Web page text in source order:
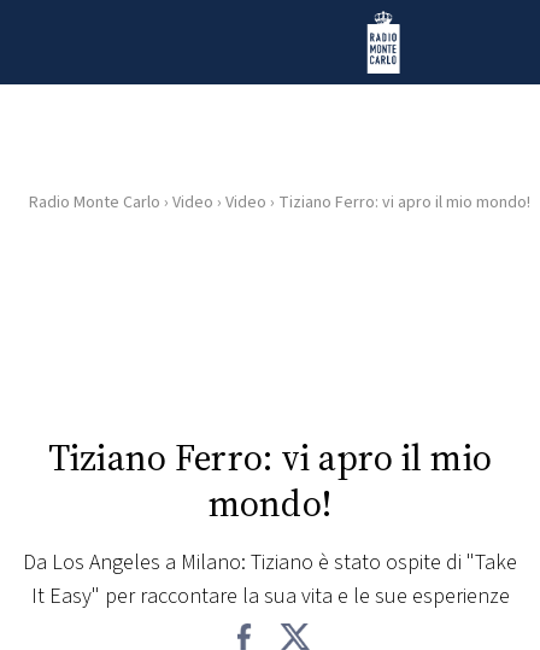
Radio Monte Carlo
HOME
PLAYLIST
FOTO
Radio Monte Carlo › Video › Video › Tiziano Ferro: vi apro il mio mondo!
Tiziano Ferro: vi apro il mio
mondo!
Da Los Angeles a Milano: Tiziano è stato ospite di "Take
It Easy" per raccontare la sua vita e le sue esperienze